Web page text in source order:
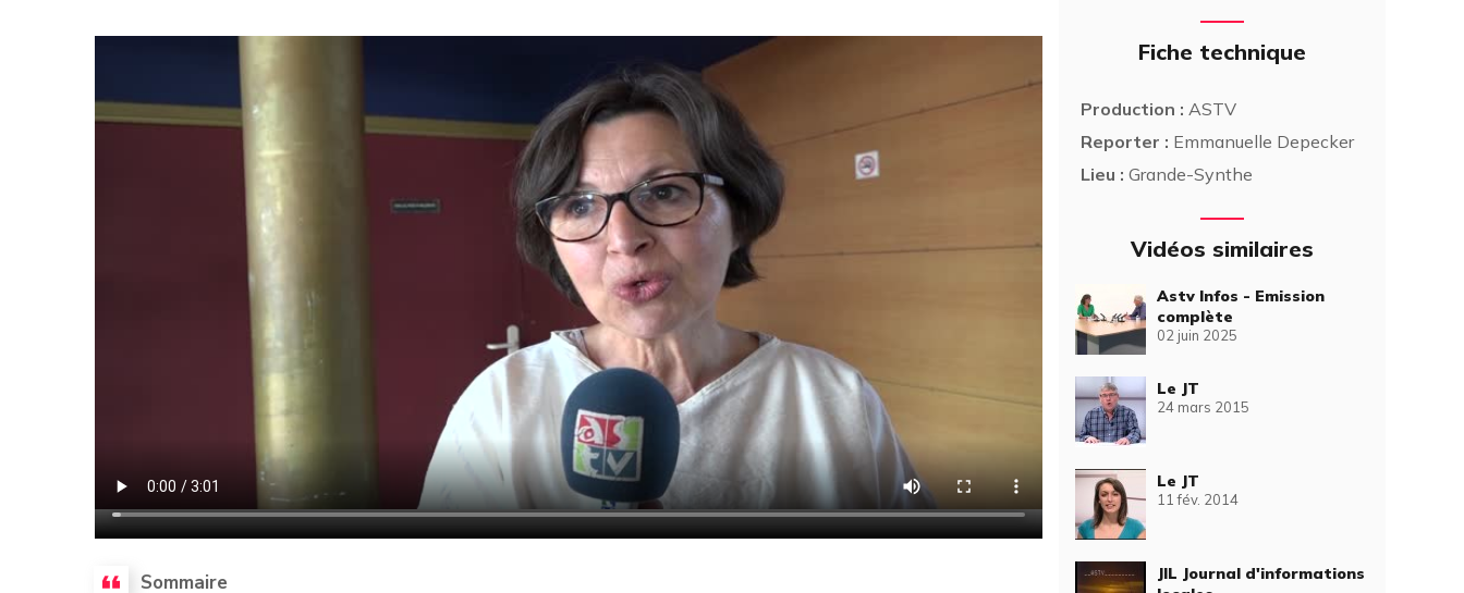
Sommaire
Fiche technique
Production : ASTV
Reporter : Emmanuelle Depecker
Lieu : Grande-Synthe
Vidéos similaires
Astv Infos - Emission
complète
02 juin 2025
Le JT
24 mars 2015
Le JT
11 fév. 2014
JIL Journal d'informations